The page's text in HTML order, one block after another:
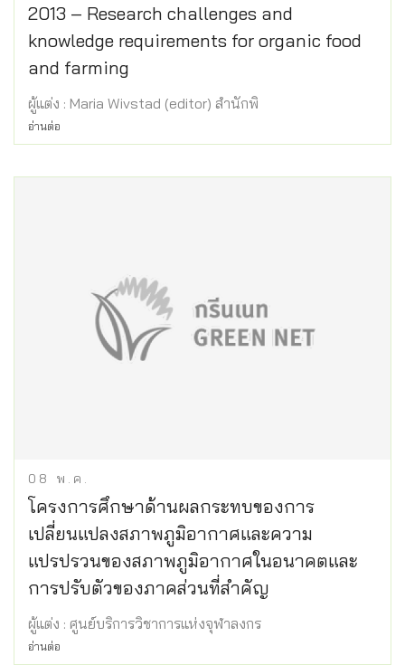
2013 – Research challenges and
knowledge requirements for organic food
and farming
ผู้แต่ง : Maria Wivstad (editor) สำนักพิ
อ่านต่อ
08 พ.ค.
โครงการศึกษาด้านผลกระทบของการ
เปลี่ยนแปลงสภาพภูมิอากาศและความ
แปรปรวนของสภาพภูมิอากาศในอนาคตและ
การปรับตัวของภาคส่วนที่สำคัญ
ผู้แต่ง : ศูนย์บริการวิชาการแห่งจุฬาลงกร
อ่านต่อ